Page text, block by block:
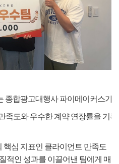
종합광고대행사 파이메이커스가
족도와 우수한 계약 연장률을 기
심 지표인 클라이언트 만족도
적인 성과를 이끌어낸 팀에게 매